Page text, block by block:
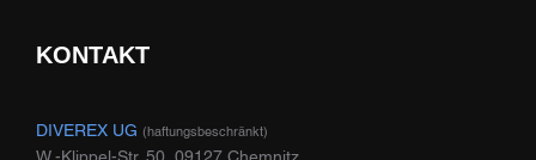
KONTAKT
DIVEREX UG (haftungsbeschränkt)